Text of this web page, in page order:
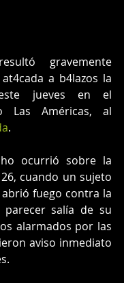
gravemente
a b4lazos la
jueves en el
Las Américas, al
.
ocurrió sobre la
cuando un sujeto
fuego contra la
salía de su
alarmados por las
aviso inmediato